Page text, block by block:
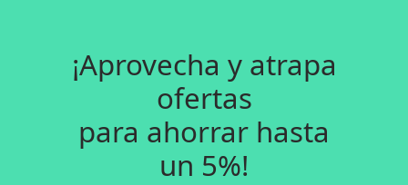
¡Aprovecha y atrapa
ofertas
para ahorrar hasta
un 5%!